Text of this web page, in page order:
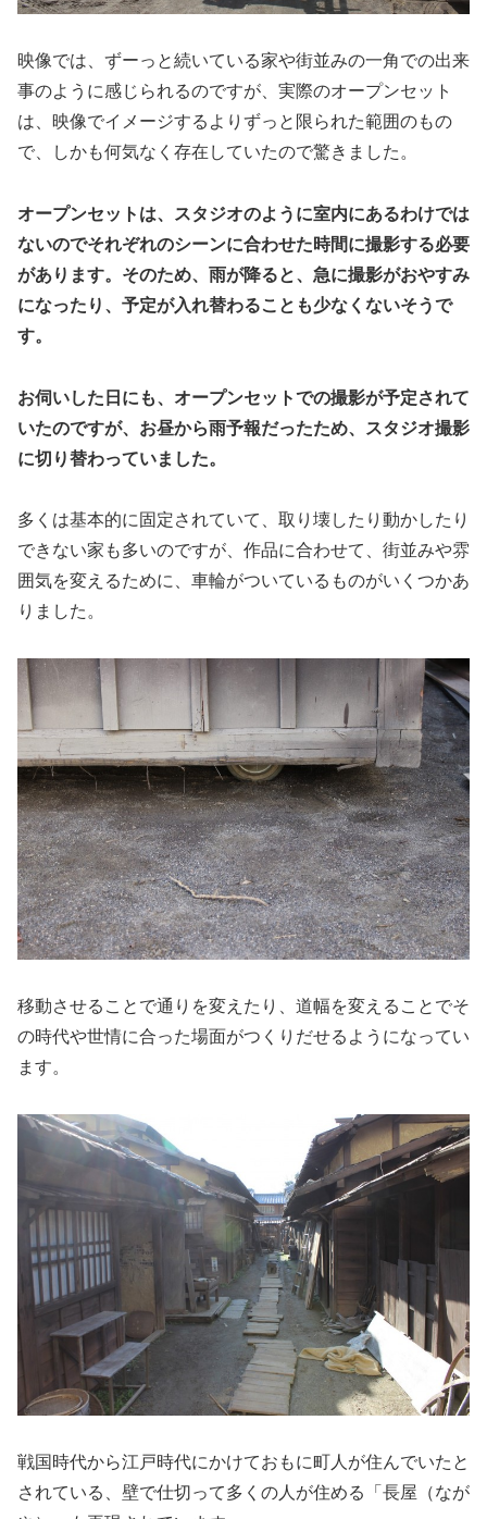
映像では、ずーっと続いている家や街並みの一角での出来
事のように感じられるのですが、実際のオープンセット
は、映像でイメージするよりずっと限られた範囲のもの
で、しかも何気なく存在していたので驚きました。
オープンセットは、スタジオのように室内にあるわけでは
ないのでそれぞれのシーンに合わせた時間に撮影する必要
があります。そのため、雨が降ると、急に撮影がおやすみ
になったり、予定が入れ替わることも少なくないそうで
す。
お伺いした日にも、オープンセットでの撮影が予定されて
いたのですが、お昼から雨予報だったため、スタジオ撮影
に切り替わっていました。
多くは基本的に固定されていて、取り壊したり動かしたり
できない家も多いのですが、作品に合わせて、街並みや雰
囲気を変えるために、車輪がついているものがいくつかあ
りました。
移動させることで通りを変えたり、道幅を変えることでそ
の時代や世情に合った場面がつくりだせるようになってい
ます。
戦国時代から江戸時代にかけておもに町人が住んでいたと
されている、壁で仕切って多くの人が住める「長屋（なが